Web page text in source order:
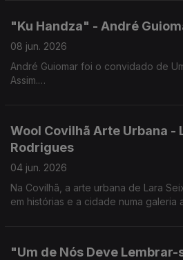
"Ku Handza" - André
08 jun. 2026
André Guiomar foi o convidado de
Assim.
Wool Covilhã Arte Urbana -
Rodrigues
04 jun. 2026
Na Covilhã, a arte urbana de Lara
em histórias e a cidade numa galeria
"Um de Nós Deve